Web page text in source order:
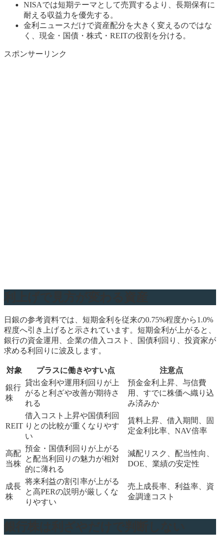
NISAでは短期テーマとして売買するより、長期保有に
耐える収益力を優先する。
金利ニュースだけで資産配分を大きく変えるのではな
く、現金・国債・株式・REITの役割を分ける。
スポンサーリンク
日銀の参考資料では、短期金利を従来の0.75%程度から1.0%
程度へ引き上げると示されています。短期金利が上がると、
銀行の資金運用、企業の借入コスト、国債利回り、投資家が
求める利回りに波及します。
対象 プラスに働きやすい点 注意点
銀行
株
貸出金利や運用利回りが上
がると利ざや改善が期待さ
れる
預金金利上昇、与信費
用、すでに株価へ織り込
み済みか
REIT
借入コスト上昇や国債利回
りとの比較が重くなりやす
い
賃料上昇、借入期間、固
定金利比率、NAV倍率
高配
当株
預金・国債利回りが上がる
と配当利回りの魅力が相対
的に薄れる
減配リスク、配当性向、
DOE、業績の安定性
成長
株
将来利益の割引率が上がる
と高PERの説明が厳しくな
りやすい
売上成長率、利益率、資
金調達コスト